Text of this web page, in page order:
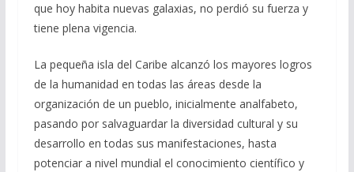
que hoy habita nuevas galaxias, no perdió su fuerza y
tiene plena vigencia.
La pequeña isla del Caribe alcanzó los mayores logros
de la humanidad en todas las áreas desde la
organización de un pueblo, inicialmente analfabeto,
pasando por salvaguardar la diversidad cultural y su
desarrollo en todas sus manifestaciones, hasta
potenciar a nivel mundial el conocimiento científico y